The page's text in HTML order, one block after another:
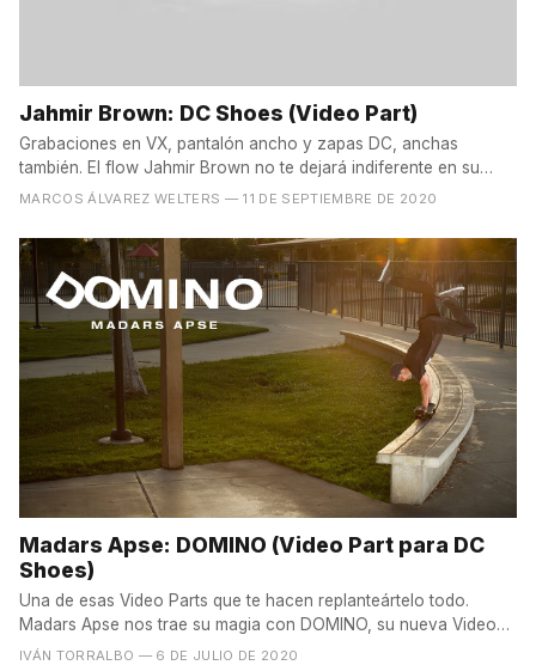
Jahmir Brown: DC Shoes (Video Part)
Grabaciones en VX, pantalón ancho y zapas DC, anchas
también. El flow Jahmir Brown no te dejará indiferente en su
nueva...
MARCOS ÁLVAREZ WELTERS — 11 DE SEPTIEMBRE DE 2020
Madars Apse: DOMINO (Video Part para DC
Shoes)
Una de esas Video Parts que te hacen replanteártelo todo.
Madars Apse nos trae su magia con DOMINO, su nueva Video
Part...
IVÁN TORRALBO — 6 DE JULIO DE 2020